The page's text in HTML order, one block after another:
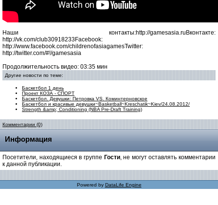
Наши контакты:http://gamesasia.ruВконтакте:
http://vk.com/club30918233Facebook:
http://www.facebook.com/childrenofasiagamesTwitter:
http://twitter.com/#!/gamesasia
Продолжительность видео: 03:35 мин
Другие новости по теме:
Баскетбол 1 день
Проект КОЗА - СПОРТ
Баскетбол. Девушки: Петровка VS. Коминтерновское
Баскетбол и красивые девушки~Basketball~Kreschatik~Kiev/24.08.2012/
Strength &amp; Conditioning (NBA Pre-Draft Training)
Комментарии (0)
Информация
Посетители, находящиеся в группе Гости, не могут оставлять комментарии
к данной публикации.
Powered by DataLife Engine